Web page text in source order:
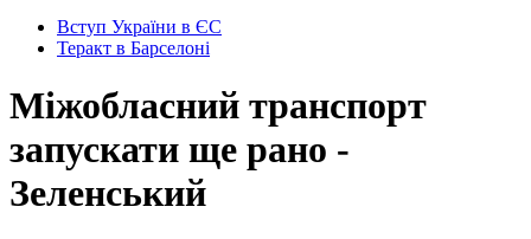
Вступ України в ЄС
Теракт в Барселоні
Міжобласний транспорт
запускати ще рано -
Зеленський